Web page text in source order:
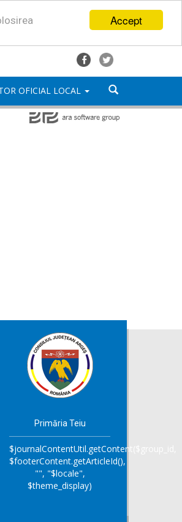
Accept
OFICIAL LOCAL
Primăria Teiu
$journalContentUtil.getContent($group_id,
$footerContent.getArticleId(),
"", "$locale",
$theme_display)